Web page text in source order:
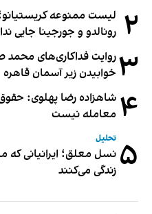
۲ رونالدو و جورجینا جایی
۳ خوابیدن زیر آسمان قاهره
۴ شاهزاده رضا پهلوی: حقوق
معامله نیست
۵ تحلیل
نسل معلق؛ ایرانیانی که
زندگی می‌کنند